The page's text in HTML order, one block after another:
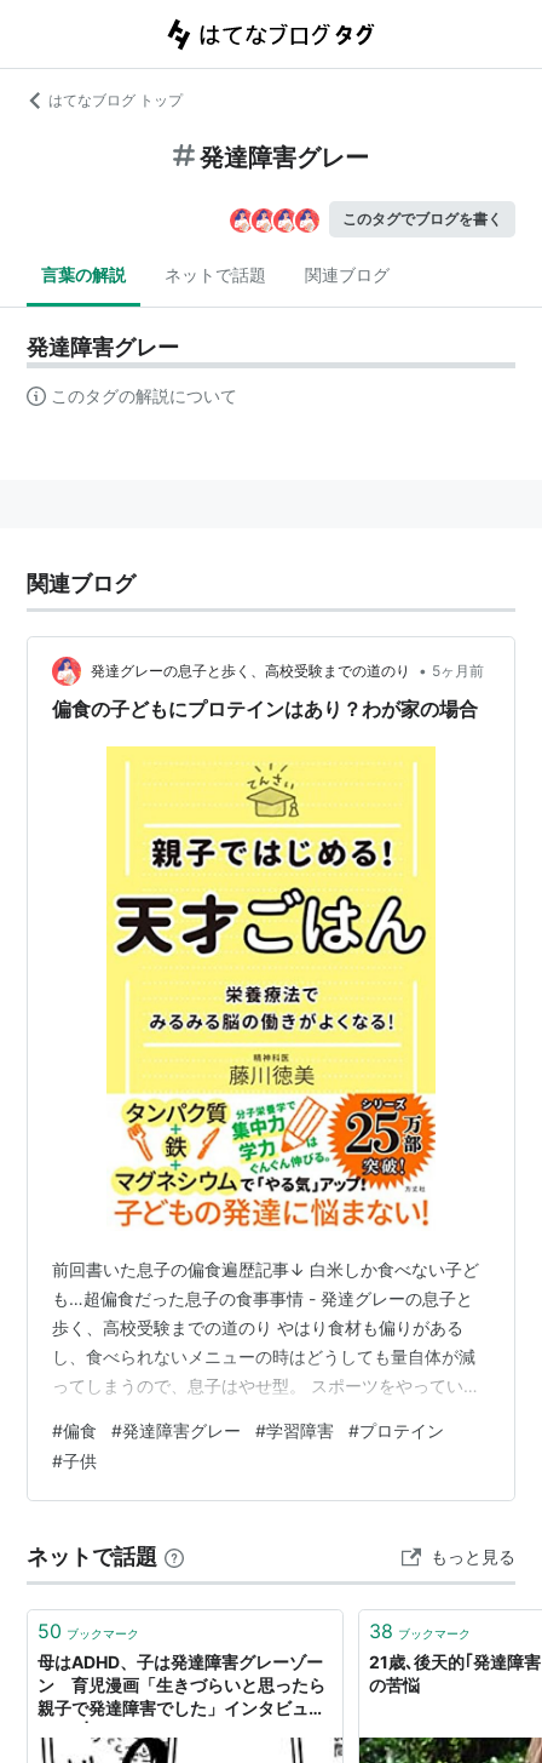
はてなブログ トップ
発達障害グレー
このタグでブログを書く
言葉の解説 ネットで話題 関連ブログ
発達障害グレー
このタグの解説について
関連ブログ
発達グレーの息子と歩く、高校受験までの道のり • 5ヶ月前
偏食の子どもにプロテインはあり？わが家の場合
前回書いた息子の偏食遍歴記事↓ 白米しか食べない子ど
も…超偏食だった息子の食事事情 - 発達グレーの息子と
歩く、高校受験までの道のり やはり食材も偏りがある
し、食べられないメニューの時はどうしても量自体が減
ってしまうので、息子はやせ型。 スポーツをやっている
ません。 そこで我が家ではプロテインを飲んでもらうこ
とにしました。 小学生にプロテインを飲ませて大丈夫？
偏食の子にプロテイン｜最初の難関 プロテインが多く摂
小学生にプロテインを飲ませて大丈夫？ 藤川徳美先生の
本によると、大人も子供も同…
#偏食 #発達障害グレー #学習障害 #プロテイン
#子供
ネットで話題 もっと見る
50 ブックマーク
母はADHD、子は発達障害グレーゾー
ン 育児漫画「生きづらいと思ったら
親子で発達障害でした」インタビュー
38 ブックマーク
21歳､後天的｢発達障
の苦悩